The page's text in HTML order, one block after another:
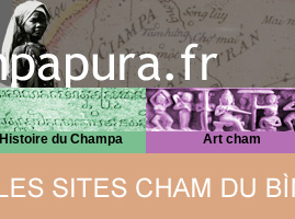
Histoire du Champa Art cham